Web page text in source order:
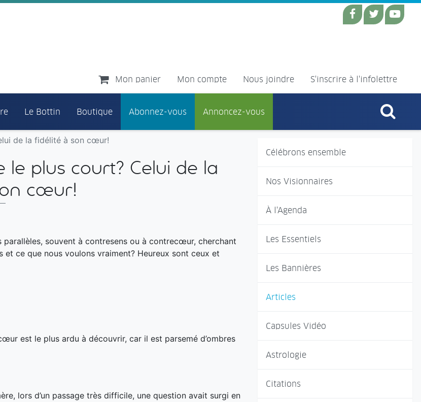
Mon panier Mon compte Nous joindre S'inscrire à l'infolettre
Le Bottin Boutique Abonnez-vous Annoncez-vous
Célébrons ensemble
Nos Visionnaires
À l'Agenda
Les Essentiels
Les Bannières
Articles
Capsules Vidéo
Astrologie
Citations
de la fidélité à son cœur!
le plus court? Celui de la
cœur!
souvent à contresens ou à contrecœur, cherchant
ce que nous voulons vraiment? Heureux sont ceux et
est le plus ardu à découvrir, car il est parsemé d’ombres
lors d’un passage très difficile, une question avait surgi en